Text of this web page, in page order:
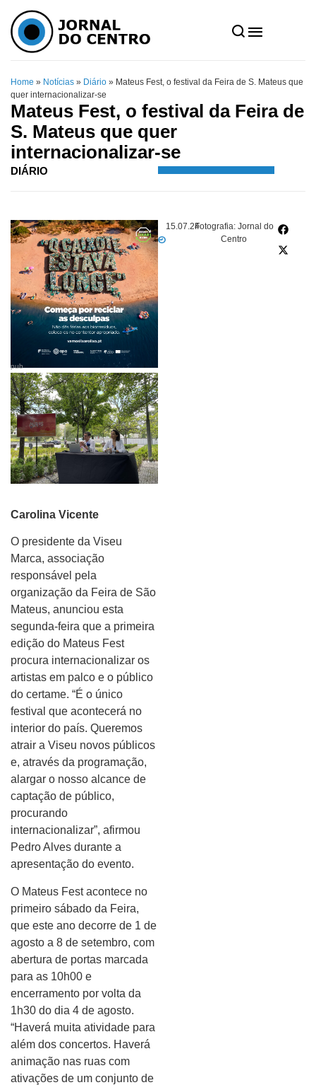
Home » Notícias » Diário » Mateus Fest, o festival da Feira de S. Mateus que
quer internacionalizar-se
Mateus Fest, o festival da Feira de
S. Mateus que quer
internacionalizar-se
DIÁRIO
15.07.24Fotografia: Jornal do
Centro
pub
Carolina Vicente
O presidente da Viseu
Marca, associação
responsável pela
organização da Feira de São
Mateus, anunciou esta
segunda-feira que a primeira
edição do Mateus Fest
procura internacionalizar os
artistas em palco e o público
do certame. “É o único
festival que acontecerá no
interior do país. Queremos
atrair a Viseu novos públicos
e, através da programação,
alargar o nosso alcance de
captação de público,
procurando
internacionalizar”, afirmou
Pedro Alves durante a
apresentação do evento.
O Mateus Fest acontece no
primeiro sábado da Feira,
que este ano decorre de 1 de
agosto a 8 de setembro, com
abertura de portas marcada
para as 10h00 e
encerramento por volta da
1h30 do dia 4 de agosto.
“Haverá muita atividade para
além dos concertos. Haverá
animação nas ruas com
ativações de um conjunto de